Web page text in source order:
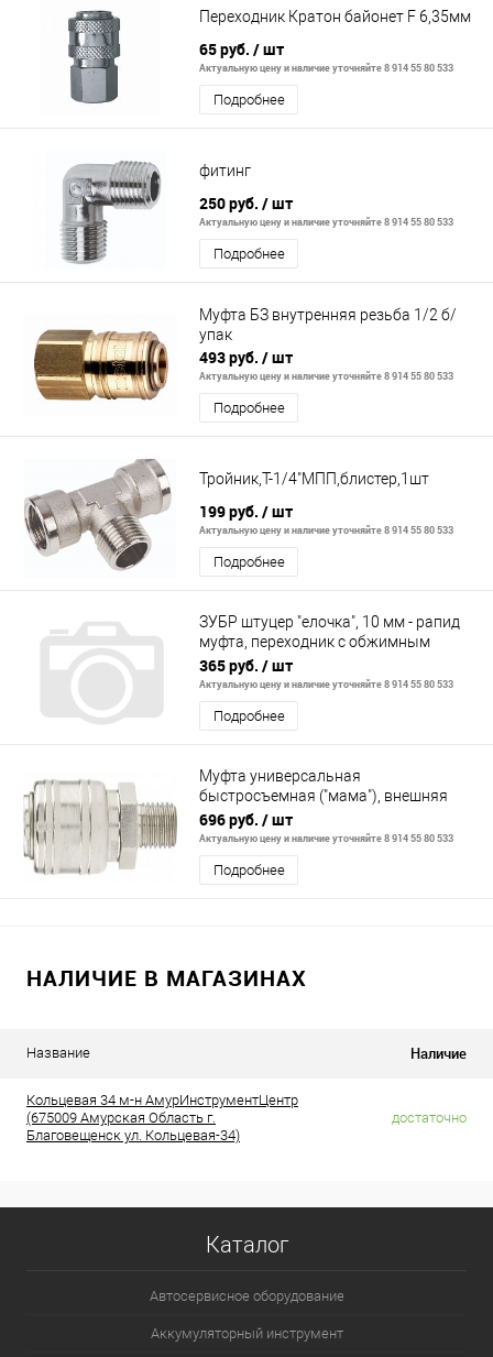
Переходник Кратон байонет F 6,35мм
65 руб. / шт
Актуальную цену и наличие уточняйте 8 914 55 80 533
Подробнее
фитинг
250 руб. / шт
Актуальную цену и наличие уточняйте 8 914 55 80 533
Подробнее
Муфта БЗ внутренняя резьба 1/2 б/
упак
493 руб. / шт
Актуальную цену и наличие уточняйте 8 914 55 80 533
Подробнее
Тройник,T-1/4"MПП,блистер,1шт
199 руб. / шт
Актуальную цену и наличие уточняйте 8 914 55 80 533
Подробнее
ЗУБР штуцер "елочка", 10 мм - рапид
муфта, переходник с обжимным
хомутом, Профессионал (64917-10)
365 руб. / шт
Актуальную цену и наличие уточняйте 8 914 55 80 533
Подробнее
Муфта универсальная
быстросъемная ("мама"), внешняя
резьба 3/8", 2 шт. // Stels
696 руб. / шт
Актуальную цену и наличие уточняйте 8 914 55 80 533
Подробнее
НАЛИЧИЕ В МАГАЗИНАХ
Название Наличие
Кольцевая 34 м-н АмурИнструментЦентр
(675009 Амурская Область г.
Благовещенск ул. Кольцевая-34)
достаточно
Каталог
Автосервисное оборудование
Аккумуляторный инструмент